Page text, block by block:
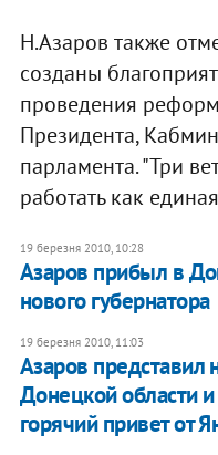
Н.Азаров также
созданы
проведения
Президента,
парламента. "Три
работать как
19 березня 2010, 10:28
Азаров прибыл в
нового губернатора
19 березня 2010, 11:03
Азаров представил
Донецкой области
горячий привет от